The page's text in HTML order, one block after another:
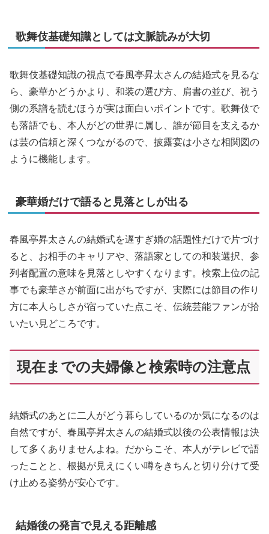
歌舞伎基礎知識としては文脈読みが大切
歌舞伎基礎知識の視点で春風亭昇太さんの結婚式を見るな
ら、豪華かどうかより、和装の選び方、肩書の並び、祝う
側の系譜を読むほうが実は面白いポイントです。歌舞伎で
も落語でも、本人がどの世界に属し、誰が節目を支えるか
は芸の信頼と深くつながるので、披露宴は小さな相関図の
ように機能します。
豪華婚だけで語ると見落としが出る
春風亭昇太さんの結婚式を遅すぎ婚の話題性だけで片づけ
ると、お相手のキャリアや、落語家としての和装選択、参
列者配置の意味を見落としやすくなります。検索上位の記
事でも豪華さが前面に出がちですが、実際には節目の作り
方に本人らしさが宿っていた点こそ、伝統芸能ファンが拾
いたい見どころです。
現在までの夫婦像と検索時の注意点
結婚式のあとに二人がどう暮らしているのか気になるのは
自然ですが、春風亭昇太さんの結婚式以後の公表情報は決
して多くありませんよね。だからこそ、本人がテレビで語
ったことと、根拠が見えにくい噂をきちんと切り分けて受
け止める姿勢が安心です。
結婚後の発言で見える距離感